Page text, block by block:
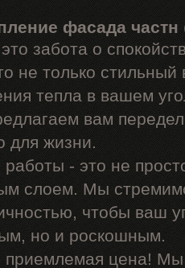
фасада частн
забота о
не только
тепла в вашем
вам
для жизни.
- это не
слоем. Мы
чтобы ваш
но и роскошным.
цена! Мы